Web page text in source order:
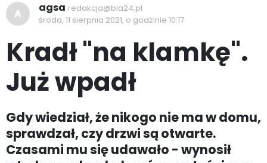
A agsa redakcja@bia24.pl
środa, 11 sierpnia 2021, o godzinie 10:17
Kradł "na klamkę".
Już wpadł
Gdy wiedział, że nikogo nie ma w domu,
sprawdzał, czy drzwi są otwarte.
Czasami mu się udawało - wynosił